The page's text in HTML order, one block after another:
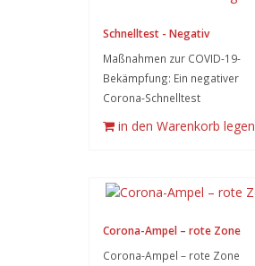
Schnelltest - Negativ
Maßnahmen zur COVID-19-
Bekämpfung: Ein negativer
Corona-Schnelltest
in den Warenkorb legen
Corona-Ampel – rote Zone
Corona-Ampel – rote Zone